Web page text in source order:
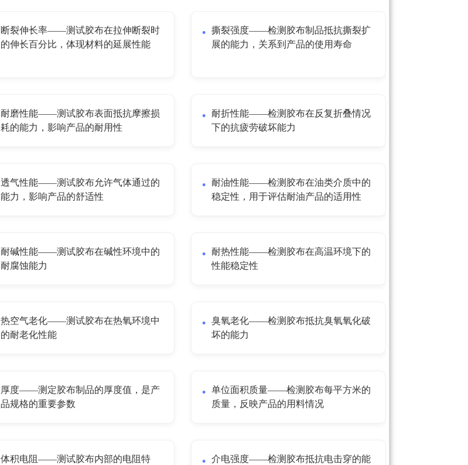
断裂伸长率——测试胶布在拉伸断裂时
的伸长百分比，体现材料的延展性能
撕裂强度——检测胶布制品抵抗撕裂扩
展的能力，关系到产品的使用寿命
耐磨性能——测试胶布表面抵抗摩擦损
耗的能力，影响产品的耐用性
耐折性能——检测胶布在反复折叠情况
下的抗疲劳破坏能力
透气性能——测试胶布允许气体通过的
能力，影响产品的舒适性
耐油性能——检测胶布在油类介质中的
稳定性，用于评估耐油产品的适用性
耐碱性能——测试胶布在碱性环境中的
耐腐蚀能力
耐热性能——检测胶布在高温环境下的
性能稳定性
热空气老化——测试胶布在热氧环境中
的耐老化性能
臭氧老化——检测胶布抵抗臭氧氧化破
坏的能力
厚度——测定胶布制品的厚度值，是产
品规格的重要参数
单位面积质量——检测胶布每平方米的
质量，反映产品的用料情况
体积电阻——测试胶布内部的电阻特
介电强度——检测胶布抵抗电击穿的能